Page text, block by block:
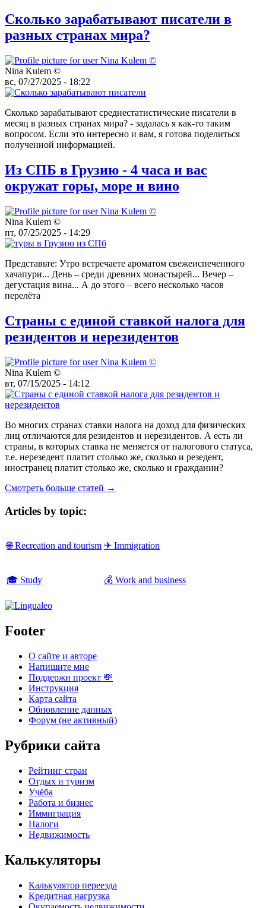
Сколько зарабатывают писатели в
разных странах мира?
Nina Kulem ©️
вс, 07/27/2025 - 18:22
Сколько зарабатывают среднестатистические писатели в
месяц в разных странах мира? - задалась я как-то таким
вопросом. Если это интересно и вам, я готова поделиться
полученной информацией.
Из СПБ в Грузию - 4 часа и вас
окружат горы, море и вино
Nina Kulem ©️
пт, 07/25/2025 - 14:29
Представьте: Утро встречаете ароматом свежеиспеченного
хачапури... День – среди древних монастырей... Вечер –
дегустация вина... А до этого – всего несколько часов
перелёта
Страны с единой ставкой налога для
резидентов и нерезидентов
Nina Kulem ©️
вт, 07/15/2025 - 14:12
Во многих странах ставки налога на доход для физических
лиц отличаются для резидентов и нерезидентов. А есть ли
страны, в которых ставка не меняется от налогового статуса,
т.е. нерезедент платит столько же, сколько и резедент,
иностранец платит столько же, сколько и гражданин?
Смотреть больше статей →
Articles by topic:
🌐 Recreation and tourism ✈ Immigration
🎓 Study 💰 Work and business
Footer
О сайте и авторе
Напишите мне
Поддержи проект 💸
Инструкция
Карта сайта
Обновление данных
Форум (не активный)
Рубрики сайта
Рейтинг стран
Отдых и туризм
Учёба
Работа и бизнес
Иммиграция
Налоги
Недвижимость
Калькуляторы
Калькулятор переезда
Кредитная нагрузка